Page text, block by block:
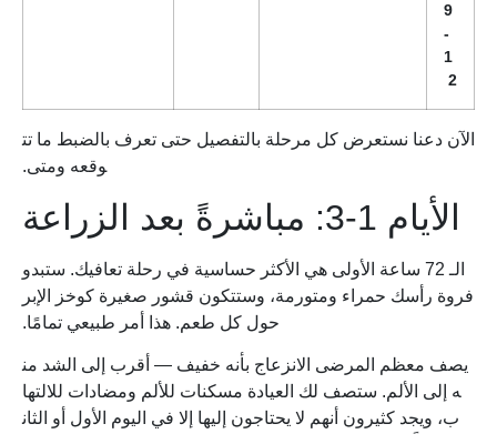
9
-
1
2
الآن دعنا نستعرض كل مرحلة بالتفصيل حتى تعرف بالضبط ما تت
وقعه ومتى.
الأيام 1-3: مباشرةً بعد الزراعة
الـ 72 ساعة الأولى هي الأكثر حساسية في رحلة تعافيك. ستبدو
فروة رأسك حمراء ومتورمة، وستتكون قشور صغيرة كوخز الإبر
حول كل طعم. هذا أمر طبيعي تمامًا.
يصف معظم المرضى الانزعاج بأنه خفيف — أقرب إلى الشد من
ه إلى الألم. ستصف لك العيادة مسكنات للألم ومضادات للالتها
ب، ويجد كثيرون أنهم لا يحتاجون إليها إلا في اليوم الأول أو الثان